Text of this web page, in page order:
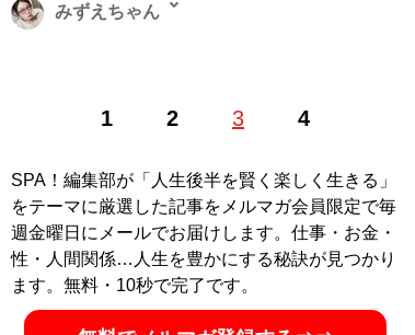
1 2 3 4
みずえちゃん
後、大阪市内の広告代理店に勤務する傍ら、キャバ嬢デ
在は銀座ホステスとライターを兼業。X（旧Twitter）：
@mizuechan1989
記事一覧へ
SPA！編集部が「人生後半を賢く楽しく生きる」
をテーマに厳選した記事をメルマガ会員限定で毎
週金曜日にメールでお届けします。仕事・お金・
性・人間関係…人生を豊かにする秘訣が見つかり
ます。無料・10秒で完了です。